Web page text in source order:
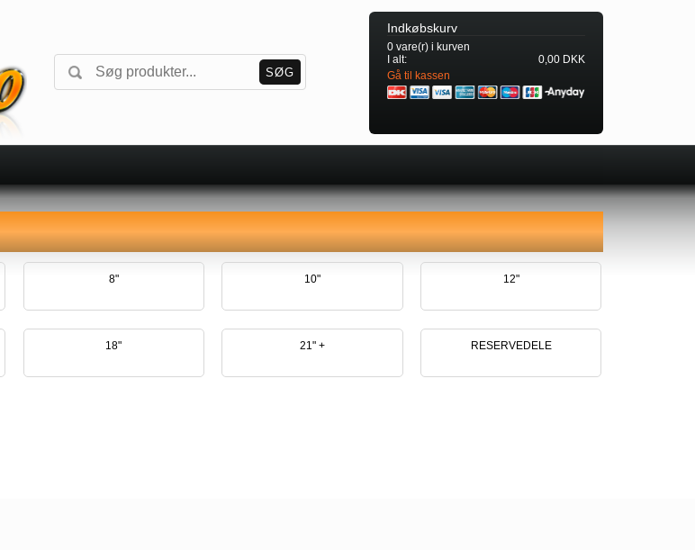
Indkøbskurv
0 vare(r) i kurven
I alt:
0,00 DKK
Gå til kassen
8" 10" 12"
18" 21" + RESERVEDELE